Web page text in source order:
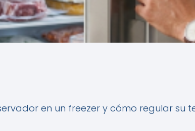
en un freezer y cómo regular